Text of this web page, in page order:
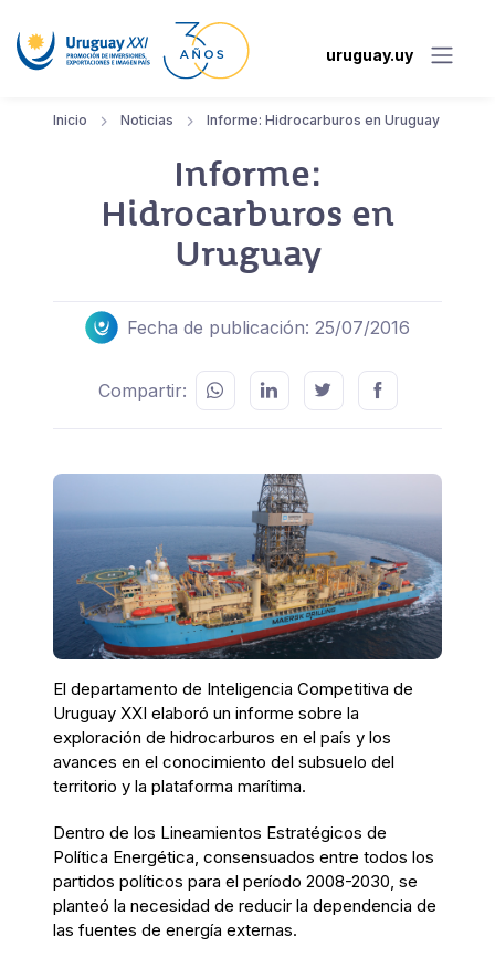
uruguay.uy
Inicio Noticias Informe: Hidrocarburos en Uruguay
Informe:
Hidrocarburos en
Uruguay
Fecha de publicación: 25/07/2016
Compartir:
El departamento de Inteligencia Competitiva de
Uruguay XXI elaboró un informe sobre la
exploración de hidrocarburos en el país y los
avances en el conocimiento del subsuelo del
territorio y la plataforma marítima.
Dentro de los Lineamientos Estratégicos de
Política Energética, consensuados entre todos los
partidos políticos para el período 2008-2030, se
planteó la necesidad de reducir la dependencia de
las fuentes de energía externas.